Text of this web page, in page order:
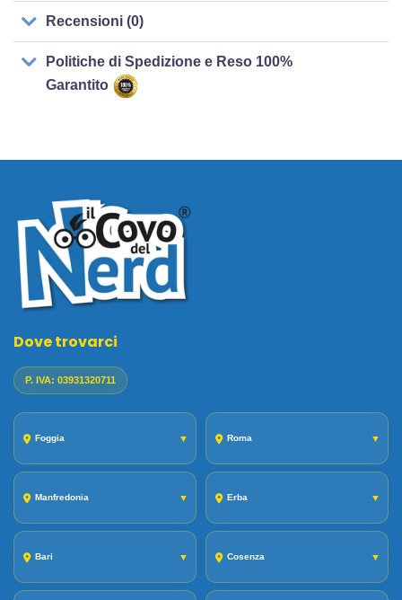
Recensioni (0)
Politiche di Spedizione e Reso 100%
Garantito
Dove trovarci
P. IVA: 03931320711
Foggia ▼ Roma ▼
Manfredonia ▼ Erba ▼
Bari ▼ Cosenza ▼